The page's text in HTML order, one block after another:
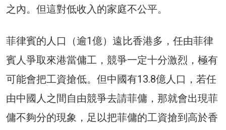
之內。但這對低收入的家庭不公平。
菲律賓的人口（逾1億）遠比香港多，任由菲律
賓人爭取來港當傭工，競爭一定十分激烈，極有
可能會把工資搶低。但中國有13.8億人口，若任
由中國人之間自由競爭去請菲傭，那就會出現菲
傭不夠分的現象，足以把菲傭的工資搶到高於香